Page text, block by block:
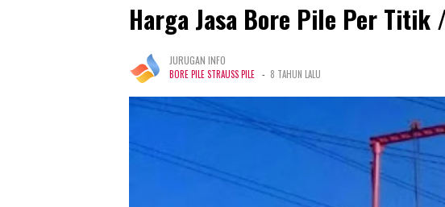
Harga Jasa Bore Pile Per Titik
JURUGAN INFO
BORE PILE STRAUSS PILE - 8 TAHUN LALU